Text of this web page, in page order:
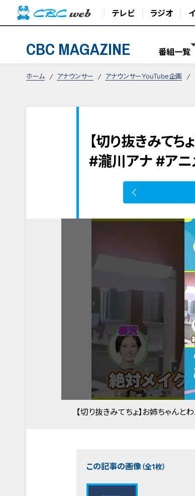
テレビ ラジオ
CBC MAGAZINE 番組一覧
ホーム アナウンサー アナウンサーYouTube企画
【切り抜きみて
#瀧川アナ #アニ
【切り抜きみてちょ】お姉ちゃん
この記事の画像（全1枚）